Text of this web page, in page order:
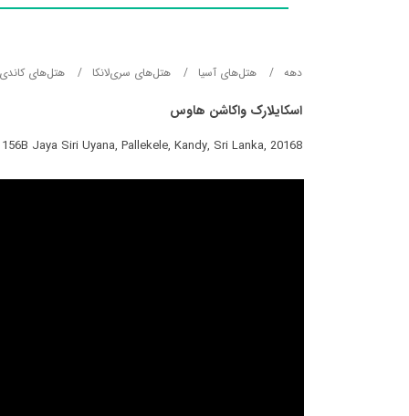
دهه هتل‌های آسيا هتل‌های سری‌لانکا هتل‌های
اسکایلارک واکاشن هاوس
156B Jaya Siri Uyana, Pallekele, Kandy, Sri Lanka, 20168